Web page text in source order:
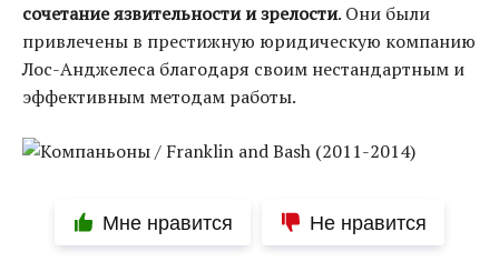
сочетание язвительности и зрелости. Они были
привлечены в престижную юридическую компанию
Лос-Анджелеса благодаря своим нестандартным и
эффективным методам работы.
Мне нравится Не нравится